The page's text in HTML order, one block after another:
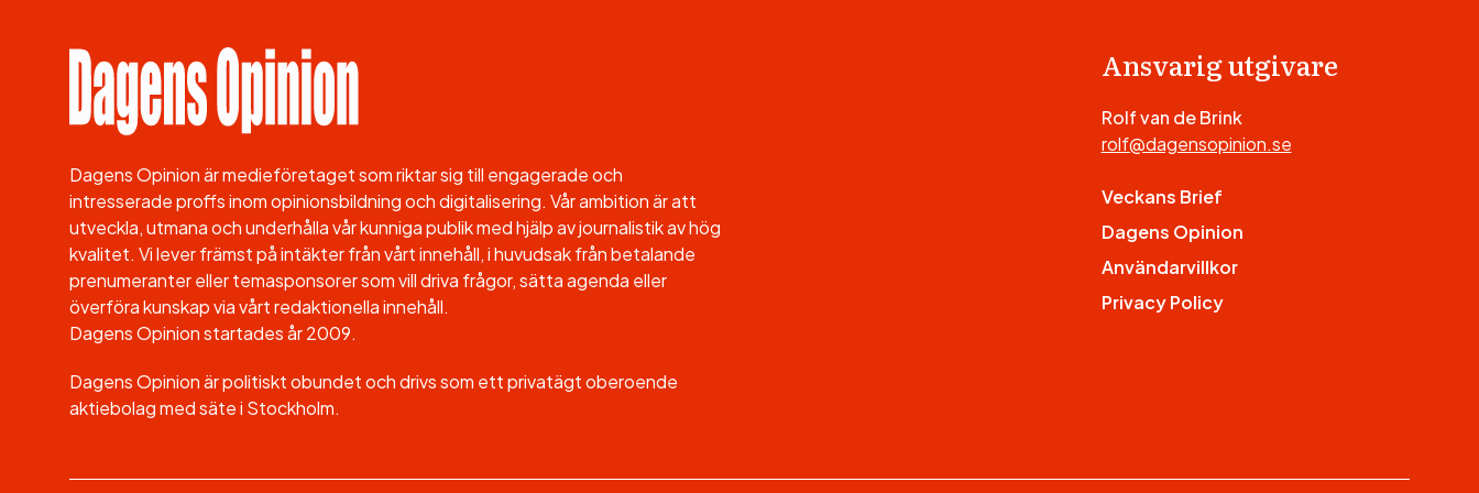
Dagens Opinion är medieföretaget som riktar sig till engagerade och
intresserade proffs inom opinionsbildning och digitalisering. Vår ambition är att
utveckla, utmana och underhålla vår kunniga publik med hjälp av journalistik av hög
kvalitet. Vi lever främst på intäkter från vårt innehåll, i huvudsak från betalande
prenumeranter eller temasponsorer som vill driva frågor, sätta agenda eller
överföra kunskap via vårt redaktionella innehåll.
Dagens Opinion startades år 2009.
Dagens Opinion är politiskt obundet och drivs som ett privatägt oberoende
aktiebolag med säte i Stockholm.
Ansvarig utgivare
Rolf van de Brink
rolf@dagensopinion.se
Veckans Brief
Dagens Opinion
Användarvillkor
Privacy Policy